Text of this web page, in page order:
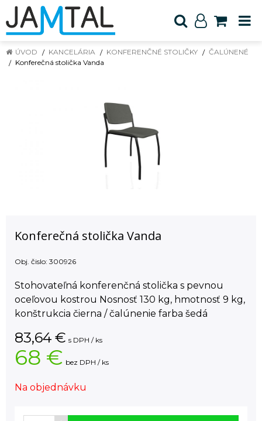
ÚVOD KANCELÁRIA KONFERENČNÉ STOLIČKY
ČALÚNENÉ
Konferečná stolička Vanda
Konferečná stolička Vanda
Obj. čislo: 300926
Stohovateľná konferenčná stolička s pevnou
oceľovou kostrou Nosnosť 130 kg, hmotnosť 9 kg,
konštrukcia čierna / čalúnenie farba šedá
83,64 € s DPH / ks
68 € bez DPH / ks
Na objednávku